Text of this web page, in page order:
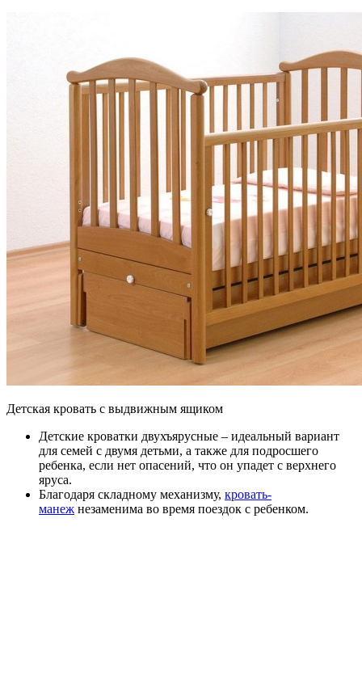
Детская кровать с выдвижным ящиком
Детские кроватки двухъярусные – идеальный вариант
для семей с двумя детьми, а также для подросшего
ребенка, если нет опасений, что он упадет с верхнего
яруса.
Благодаря складному механизму, кровать-
манеж незаменима во время поездок с ребенком.